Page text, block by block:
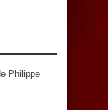
Philippe